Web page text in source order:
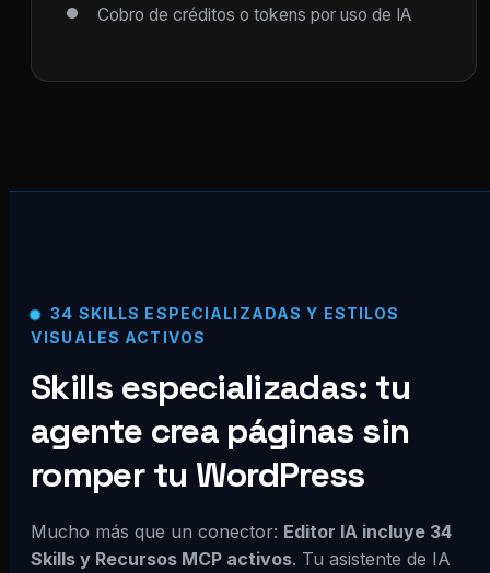
Cobro de créditos o tokens por uso de IA
34 SKILLS ESPECIALIZADAS Y ESTILOS
VISUALES ACTIVOS
Skills especializadas: tu
agente crea páginas sin
romper tu WordPress
Mucho más que un conector: Editor IA incluye 34
Skills y Recursos MCP activos. Tu asistente de IA